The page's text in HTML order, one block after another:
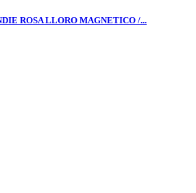
ROSA LLORO MAGNETICO /...